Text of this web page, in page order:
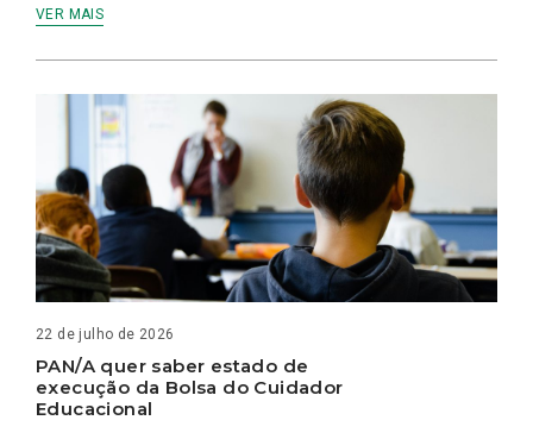
VER MAIS
22 de julho de 2026
PAN/A quer saber estado de
execução da Bolsa do Cuidador
Educacional